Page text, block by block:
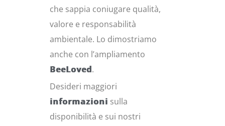
che sappia coniugare qualità,
valore e responsabilità
ambientale. Lo dimostriamo
anche con l’ampliamento
BeeLoved.
Desideri maggiori
informazioni sulla
disponibilità e sui nostri